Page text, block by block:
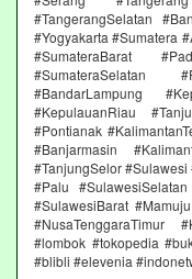
#TangerangSelatan
#Yogyakarta #Sumatera
#SumateraBarat
#SumateraSelatan
#BandarLampung
#KepulauanRiau
#Pontianak
#Banjarmasin
#TanjungSelor
#Palu
#SulawesiBarat
#NusaTenggaraTimur
#lombok #tokopedia
#blibli #elevenia